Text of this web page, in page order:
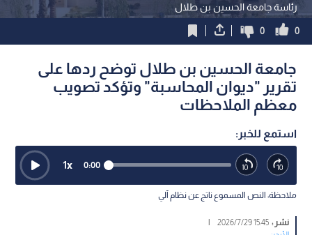
رئاسة جامعة الحسين بن طلال
0
0
جامعة الحسين بن طلال توضح ردها على
تقرير "ديوان المحاسبة" وتؤكد تصويب
معظم الملاحظات
استمع للخبر:
0:00
1x
ملاحظة: النص المسموع ناتج عن نظام آلي
نشر :15:45 2026/7/29
|